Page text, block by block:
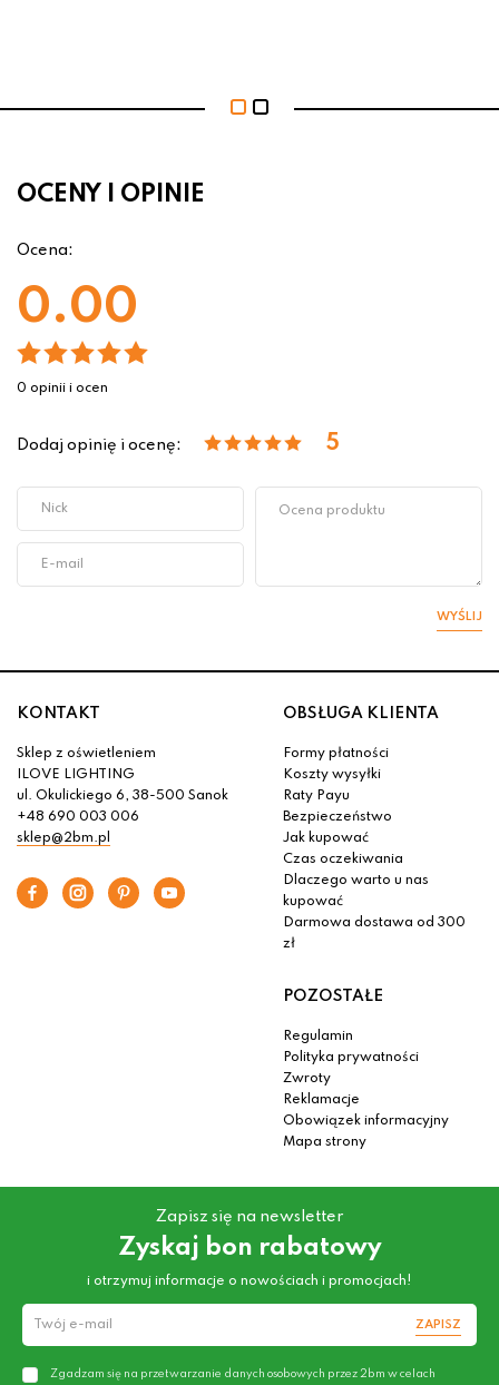
OCENY I OPINIE
Ocena:
0.00
0 opinii i ocen
Dodaj opinię i ocenę: 5
WYŚLIJ
KONTAKT
Sklep z oświetleniem
ILOVE LIGHTING
ul. Okulickiego 6, 38-500 Sanok
+48 690 003 006
sklep@2bm.pl
OBSŁUGA KLIENTA
Formy płatności
Koszty wysyłki
Raty Payu
Bezpieczeństwo
Jak kupować
Czas oczekiwania
Dlaczego warto u nas
kupować
Darmowa dostawa od 300
zł
POZOSTAŁE
Regulamin
Polityka prywatności
Zwroty
Reklamacje
Obowiązek informacyjny
Mapa strony
Zapisz się na newsletter
Zyskaj bon rabatowy
i otrzymuj informacje o nowościach i promocjach!
ZAPISZ
Zgadzam się na przetwarzanie danych osobowych przez 2bm w celach